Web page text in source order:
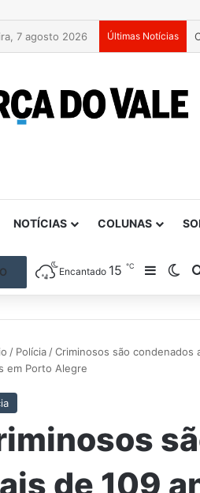
7 agosto 2026 Últimas Notícias
NOTÍCIAS COLUNAS
Encantado 15℃ Barra
/ Polícia / Criminosos são condenados
em Porto Alegre
de 109